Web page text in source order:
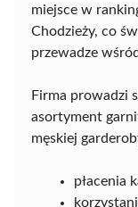
miejsce w
Chodzieży, co
przewadze
Firma prowadzi
asortyment
męskiej
płacenia